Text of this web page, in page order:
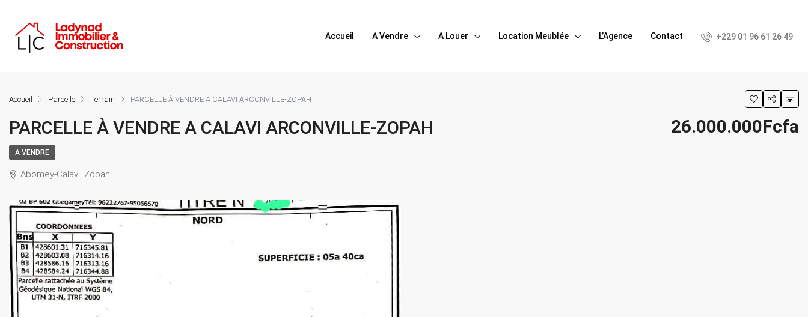
Accueil A Vendre A Louer Location Meublée L’Agence Contact +229 01 96 61 26 49
Accueil Parcelle Terrain PARCELLE À VENDRE A CALAVI ARCONVILLE-ZOPAH
PARCELLE À VENDRE A CALAVI ARCONVILLE-ZOPAH 26.000.000Fcfa
A VENDRE
Abomey-Calavi, Zopah